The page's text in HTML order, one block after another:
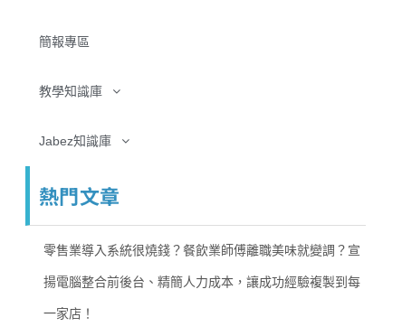
簡報專區
教學知識庫
Jabez知識庫
熱門文章
零售業導入系統很燒錢？餐飲業師傅離職美味就變調？宣
揚電腦整合前後台、精簡人力成本，讓成功經驗複製到每
一家店！